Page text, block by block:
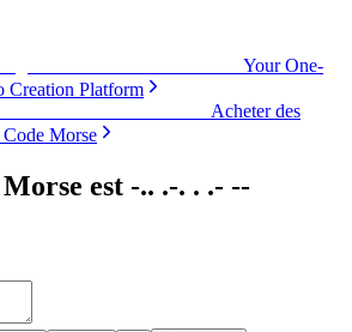
Your One-
Creation Platform
Acheter des
Morse
est -.. .-. . .- --